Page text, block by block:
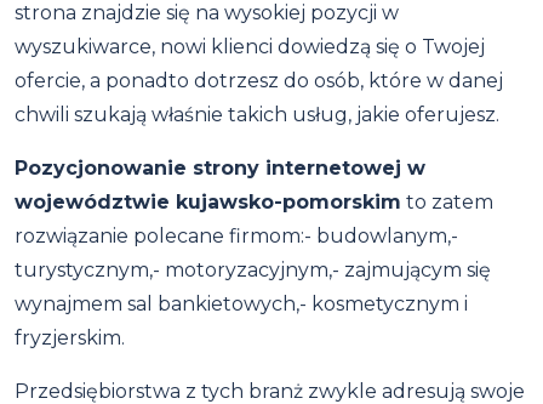
strona znajdzie się na wysokiej pozycji w
wyszukiwarce, nowi klienci dowiedzą się o Twojej
ofercie, a ponadto dotrzesz do osób, które w danej
chwili szukają właśnie takich usług, jakie oferujesz.
Pozycjonowanie strony internetowej w
województwie kujawsko-pomorskim to zatem
rozwiązanie polecane firmom:- budowlanym,-
turystycznym,- motoryzacyjnym,- zajmującym się
wynajmem sal bankietowych,- kosmetycznym i
fryzjerskim.
Przedsiębiorstwa z tych branż zwykle adresują swoje